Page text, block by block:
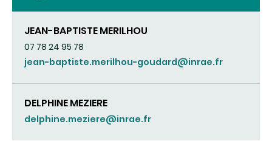
JEAN-BAPTISTE MERILHOU
07 78 24 95 78
jean-baptiste.merilhou-goudard@inrae.fr
DELPHINE MEZIERE
delphine.meziere@inrae.fr